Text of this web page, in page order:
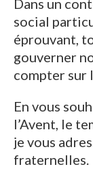
Dans un
social
éprouvant,
gouverner
compter sur
En vous
l’Avent, le
je vous
fraternelles.